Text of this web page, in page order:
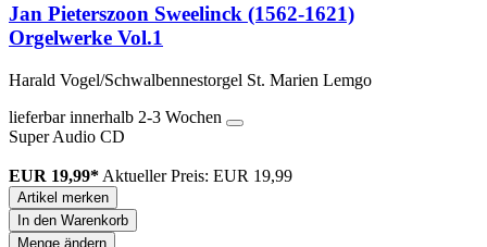
Jan Pieterszoon Sweelinck (1562-1621)
Orgelwerke Vol.1
Harald Vogel/Schwalbennestorgel St. Marien Lemgo
lieferbar innerhalb 2-3 Wochen
Super Audio CD
EUR 19,99* Aktueller Preis: EUR 19,99
Artikel merken
In den Warenkorb
Menge ändern